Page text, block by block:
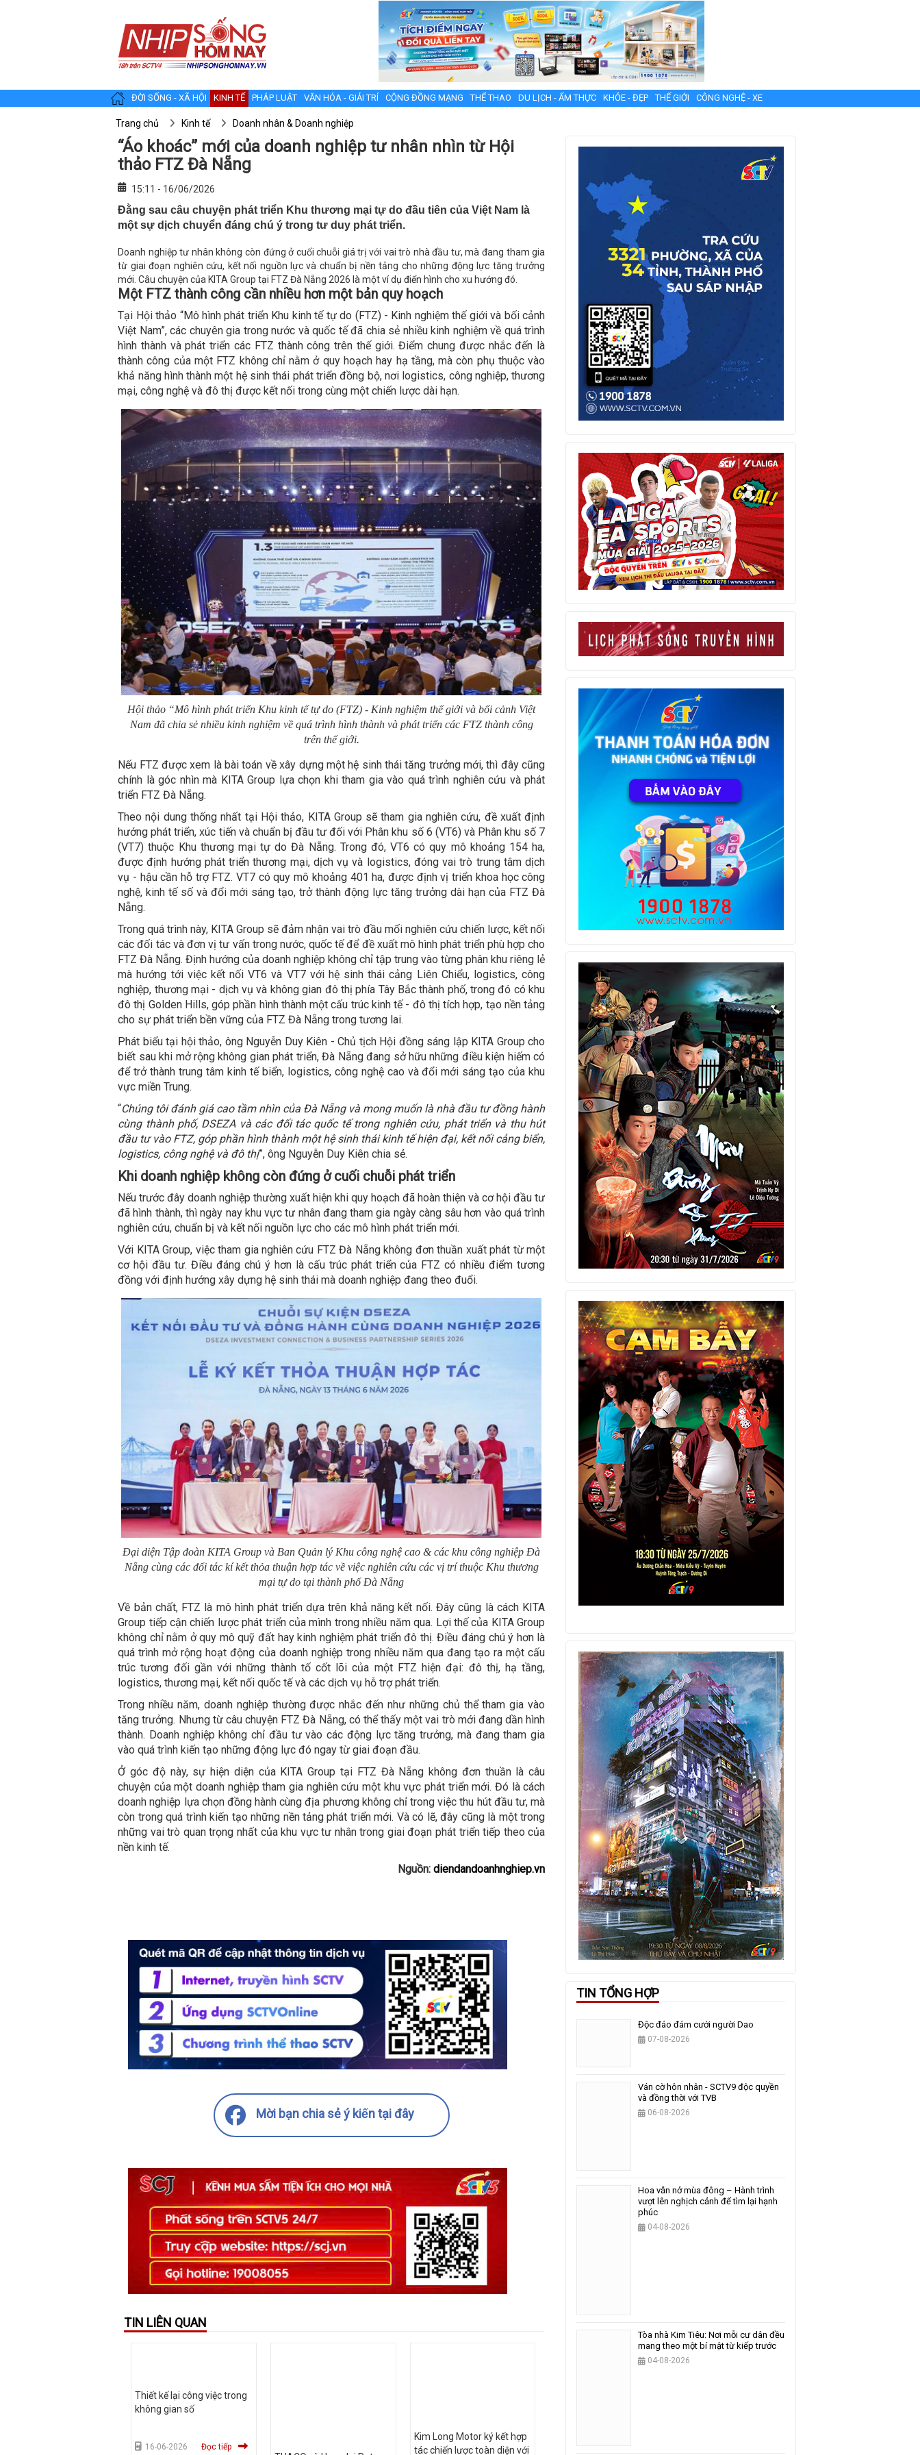
ĐỜI SỐNG - XÃ HỘI KINH TẾ PHÁP LUẬT VĂN HÓA - GIẢI TRÍ CỘNG ĐỒNG MẠNG THỂ THAO DU LỊCH - ẨM THỰC KHỎE - ĐẸP THẾ GIỚI CÔNG NGHỆ - XE
Trang chủ Kinh tế Doanh nhân & Doanh nghiệp
“Áo khoác” mới của doanh nghiệp tư nhân nhìn từ Hội
thảo FTZ Đà Nẵng
15:11 - 16/06/2026
Đằng sau câu chuyện phát triển Khu thương mại tự do đầu tiên của Việt Nam là
một sự dịch chuyển đáng chú ý trong tư duy phát triển.
Doanh nghiệp tư nhân không còn đứng ở cuối chuỗi giá trị với vai trò nhà đầu tư, mà đang tham gia
từ giai đoạn nghiên cứu, kết nối nguồn lực và chuẩn bị nền tảng cho những động lực tăng trưởng
mới. Câu chuyện của KITA Group tại FTZ Đà Nẵng 2026 là một ví dụ điển hình cho xu hướng đó.
Một FTZ thành công cần nhiều hơn một bản quy hoạch
Tại Hội thảo “Mô hình phát triển Khu kinh tế tự do (FTZ) - Kinh nghiệm thế giới và bối cảnh
Việt Nam”, các chuyên gia trong nước và quốc tế đã chia sẻ nhiều kinh nghiệm về quá trình
hình thành và phát triển các FTZ thành công trên thế giới. Điểm chung được nhắc đến là
thành công của một FTZ không chỉ nằm ở quy hoạch hay hạ tầng, mà còn phụ thuộc vào
khả năng hình thành một hệ sinh thái phát triển đồng bộ, nơi logistics, công nghiệp, thương
mại, công nghệ và đô thị được kết nối trong cùng một chiến lược dài hạn.
Hội thảo “Mô hình phát triển Khu kinh tế tự do (FTZ) - Kinh nghiệm thế giới và bối cảnh Việt
Nam đã chia sẻ nhiều kinh nghiệm về quá trình hình thành và phát triển các FTZ thành công
trên thế giới.
Nếu FTZ được xem là bài toán về xây dựng một hệ sinh thái tăng trưởng mới, thì đây cũng
chính là góc nhìn mà KITA Group lựa chọn khi tham gia vào quá trình nghiên cứu và phát
triển FTZ Đà Nẵng.
Theo nội dung thống nhất tại Hội thảo, KITA Group sẽ tham gia nghiên cứu, đề xuất định
hướng phát triển, xúc tiến và chuẩn bị đầu tư đối với Phân khu số 6 (VT6) và Phân khu số 7
(VT7) thuộc Khu thương mại tự do Đà Nẵng. Trong đó, VT6 có quy mô khoảng 154 ha,
được định hướng phát triển thương mại, dịch vụ và logistics, đóng vai trò trung tâm dịch
vụ - hậu cần hỗ trợ FTZ. VT7 có quy mô khoảng 401 ha, được định vị triển khoa học công
nghệ, kinh tế số và đổi mới sáng tạo, trở thành động lực tăng trưởng dài hạn của FTZ Đà
Nẵng.
Trong quá trình này, KITA Group sẽ đảm nhận vai trò đầu mối nghiên cứu chiến lược, kết nối
các đối tác và đơn vị tư vấn trong nước, quốc tế để đề xuất mô hình phát triển phù hợp cho
FTZ Đà Nẵng. Định hướng của doanh nghiệp không chỉ tập trung vào từng phân khu riêng lẻ
mà hướng tới việc kết nối VT6 và VT7 với hệ sinh thái cảng Liên Chiểu, logistics, công
nghiệp, thương mại - dịch vụ và không gian đô thị phía Tây Bắc thành phố, trong đó có khu
đô thị Golden Hills, góp phần hình thành một cấu trúc kinh tế - đô thị tích hợp, tạo nền tảng
cho sự phát triển bền vững của FTZ Đà Nẵng trong tương lai.
Phát biểu tại hội thảo, ông Nguyễn Duy Kiên - Chủ tịch Hội đồng sáng lập KITA Group cho
biết sau khi mở rộng không gian phát triển, Đà Nẵng đang sở hữu những điều kiện hiếm có
để trở thành trung tâm kinh tế biển, logistics, công nghệ cao và đổi mới sáng tạo của khu
vực miền Trung.
“Chúng tôi đánh giá cao tầm nhìn của Đà Nẵng và mong muốn là nhà đầu tư đồng hành
cùng thành phố, DSEZA và các đối tác quốc tế trong nghiên cứu, phát triển và thu hút
đầu tư vào FTZ, góp phần hình thành một hệ sinh thái kinh tế hiện đại, kết nối cảng biển,
logistics, công nghệ và đô thị”, ông Nguyễn Duy Kiên chia sẻ.
Khi doanh nghiệp không còn đứng ở cuối chuỗi phát triển
Nếu trước đây doanh nghiệp thường xuất hiện khi quy hoạch đã hoàn thiện và cơ hội đầu tư
đã hình thành, thì ngày nay khu vực tư nhân đang tham gia ngày càng sâu hơn vào quá trình
nghiên cứu, chuẩn bị và kết nối nguồn lực cho các mô hình phát triển mới.
Với KITA Group, việc tham gia nghiên cứu FTZ Đà Nẵng không đơn thuần xuất phát từ một
cơ hội đầu tư. Điều đáng chú ý hơn là cấu trúc phát triển của FTZ có nhiều điểm tương
đồng với định hướng xây dựng hệ sinh thái mà doanh nghiệp đang theo đuổi.
Đại diện Tập đoàn KITA Group và Ban Quản lý Khu công nghệ cao & các khu công nghiệp Đà
Nẵng cùng các đối tác kí kết thỏa thuận hợp tác về việc nghiên cứu các vị trí thuộc Khu thương
mại tự do tại thành phố Đà Nẵng
Về bản chất, FTZ là mô hình phát triển dựa trên khả năng kết nối. Đây cũng là cách KITA
Group tiếp cận chiến lược phát triển của mình trong nhiều năm qua. Lợi thế của KITA Group
không chỉ nằm ở quy mô quỹ đất hay kinh nghiệm phát triển đô thị. Điều đáng chú ý hơn là
quá trình mở rộng hoạt động của doanh nghiệp trong nhiều năm qua đang tạo ra một cấu
trúc tương đối gần với những thành tố cốt lõi của một FTZ hiện đại: đô thị, hạ tầng,
logistics, thương mại, kết nối quốc tế và các dịch vụ hỗ trợ phát triển.
Trong nhiều năm, doanh nghiệp thường được nhắc đến như những chủ thể tham gia vào
tăng trưởng. Nhưng từ câu chuyện FTZ Đà Nẵng, có thể thấy một vai trò mới đang dần hình
thành. Doanh nghiệp không chỉ đầu tư vào các động lực tăng trưởng, mà đang tham gia
vào quá trình kiến tạo những động lực đó ngay từ giai đoạn đầu.
Ở góc độ này, sự hiện diện của KITA Group tại FTZ Đà Nẵng không đơn thuần là câu
chuyện của một doanh nghiệp tham gia nghiên cứu một khu vực phát triển mới. Đó là cách
doanh nghiệp lựa chọn đồng hành cùng địa phương không chỉ trong việc thu hút đầu tư, mà
còn trong quá trình kiến tạo những nền tảng phát triển mới. Và có lẽ, đây cũng là một trong
những vai trò quan trọng nhất của khu vực tư nhân trong giai đoạn phát triển tiếp theo của
nền kinh tế.
Nguồn:diendandoanhnghiep.vn
Mời bạn chia sẻ ý kiến tại đây
TIN LIÊN QUAN
Thiết kế lại công việc trong
không gian số
16-06-2026 Đọc tiếp
Kim Long Motor ký kết hợp
tác chiến lược toàn diện với
TIN TỔNG HỢP
Độc đáo đám cưới người Dao
07-08-2026
Ván cờ hôn nhân - SCTV9 độc quyền
và đồng thời với TVB
06-08-2026
Hoa vẫn nở mùa đông – Hành trình
vượt lên nghịch cảnh để tìm lại hạnh
phúc
04-08-2026
Tòa nhà Kim Tiêu: Nơi mỗi cư dân đều
mang theo một bí mật từ kiếp trước
04-08-2026